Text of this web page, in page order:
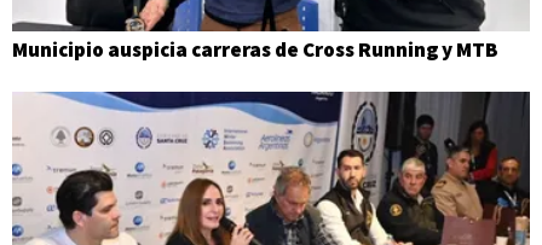
Municipio auspicia carreras de Cross Running y MTB